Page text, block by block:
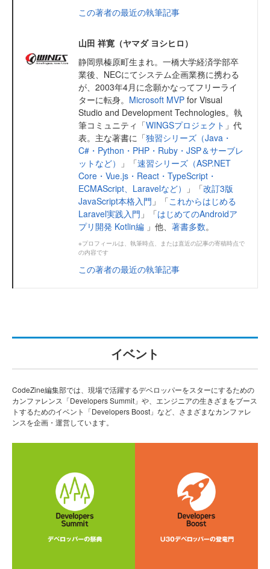
この著者の最近の執筆記事
山田 祥寛（ヤマダ ヨシヒロ）
静岡県榛原町生まれ。一橋大学経済学部卒
業後、NECにてシステム企画業務に携わる
が、2003年4月に念願かなってフリーライ
ターに転身。 Microsoft MVP for Visual
Studio and Development Technologies。執
筆コミュニティ「WINGSプロジェクト 」代
表。主な著書に「独習シリーズ（Java・
C#・Python・PHP・Ruby・JSP＆サーブレ
ットなど）
」「速習シリーズ（ASP.NET
Core・Vue.js・React・TypeScript・
ECMAScript、Laravelなど）
」「改訂3版
JavaScript本格入門 」「これからはじめる
Laravel実践入門 」「はじめてのAndroidア
プリ開発 Kotlin編 」他、 著書多数。
※プロフィールは、執筆時点、または直近の記事の寄稿時点で
の内容です
この著者の最近の執筆記事
イベント
CodeZine編集部では、現場で活躍するデベロッパーをスターにするための
カンファレンス「Developers Summit」や、エンジニアの生きざまをブース
トするためのイベント「Developers Boost」など、さまざまなカンファレ
ンスを企画・運営しています。